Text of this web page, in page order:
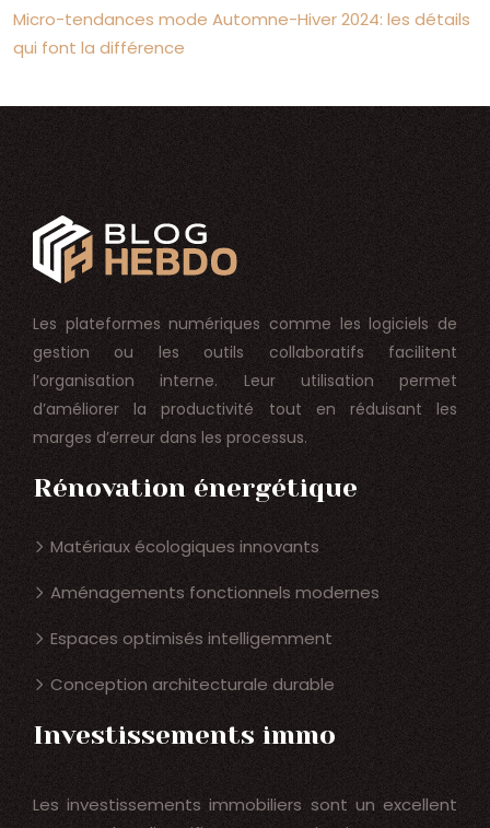
Micro-tendances mode Automne-Hiver 2024: les détails
qui font la différence
Les plateformes numériques comme les logiciels de
gestion ou les outils collaboratifs facilitent
l’organisation interne. Leur utilisation permet
d’améliorer la productivité tout en réduisant les
marges d’erreur dans les processus.
Rénovation énergétique
Matériaux écologiques innovants
Aménagements fonctionnels modernes
Espaces optimisés intelligemment
Conception architecturale durable
Investissements immo
Les investissements immobiliers sont un excellent